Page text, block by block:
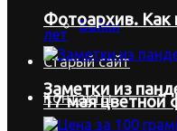
Байки
Старый сайт
Контакты
Фотоархив. Как
Заметки из
17 мая цветной